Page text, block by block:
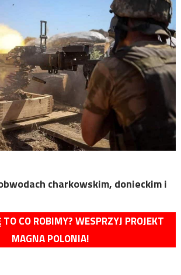
charkowskim, donieckim i
CO ROBIMY? WESPRZYJ PROJEKT
MAGNA POLONIA!